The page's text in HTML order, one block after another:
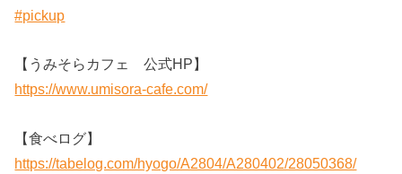
#pickup
【うみそらカフェ 公式HP】
https://www.umisora-cafe.com/
【食べログ】
https://tabelog.com/hyogo/A2804/A280402/28050368/